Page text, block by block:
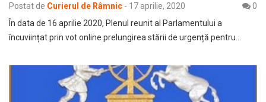
Postat de Curierul de Râmnic - 17 aprilie, 2020
0
În data de 16 aprilie 2020, Plenul reunit al Parlamentului a
încuviințat prin vot online prelungirea stării de urgență pentru…